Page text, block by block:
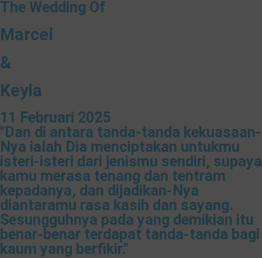
The Wedding Of
Marcel
&
Keyla
11 Februari 2025
"Dan di antara tanda-tanda kekuasaan-
Nya ialah Dia menciptakan untukmu
isteri-isteri dari jenismu sendiri, supaya
kamu merasa tenang dan tentram
kepadanya, dan dijadikan-Nya
diantaramu rasa kasih dan sayang.
Sesungguhnya pada yang demikian itu
benar-benar terdapat tanda-tanda bagi
kaum yang berfikir."